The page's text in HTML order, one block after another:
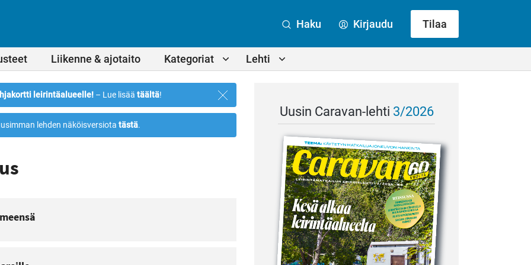
Liikenne & ajotaito Kategoriat Lehti
Haku Kirjaudu Tilaa
leirintäalueelle! – Lue lisää täältä!
Sulje
ilmoitus
lehden näköisversiota tästä.
Uusin Caravan-lehti 3/2026